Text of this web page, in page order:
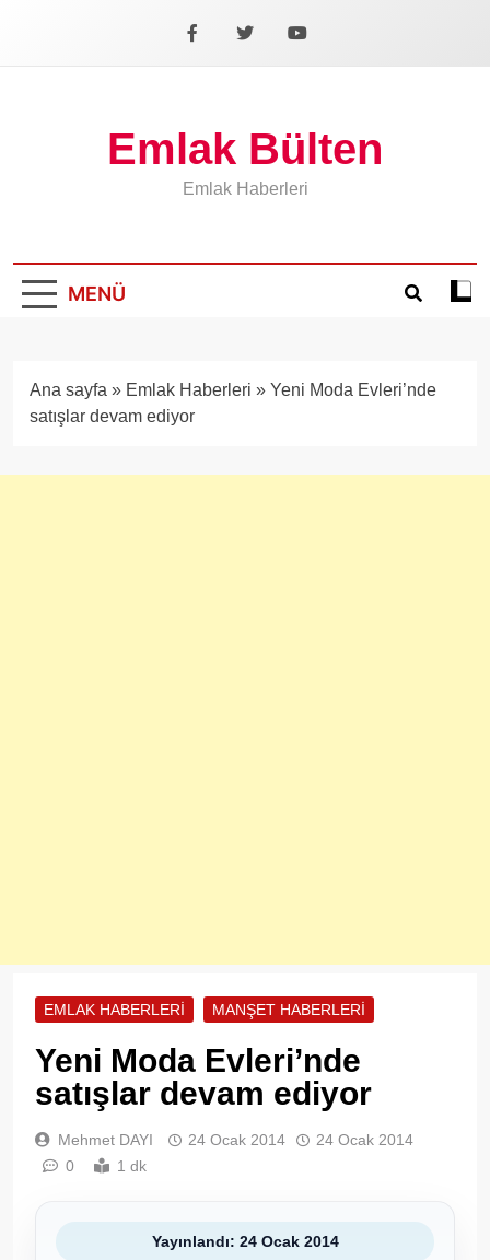
Facebook
X YouTube
Emlak Bülten
Emlak Haberleri
MENÜ
Koyu
Ana sayfa » Emlak Haberleri » Yeni Moda Evleri’nde
satışlar devam ediyor
EMLAK HABERLERI MANŞET HABERLERI
Yeni Moda Evleri’nde
satışlar devam ediyor
Mehmet DAYI 24 Ocak 2014
24 Ocak 2014
0
1 dk
Yayınlandı: 24 Ocak 2014